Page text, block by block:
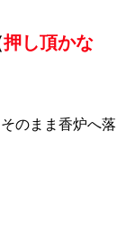
押し頂かな
のまま香炉へ落